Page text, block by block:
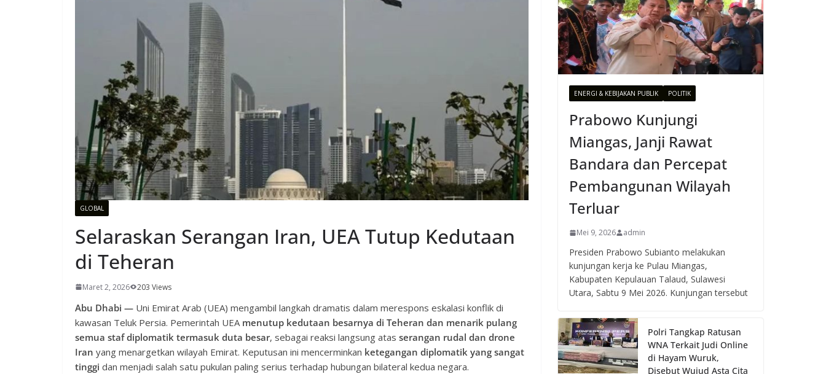
GLOBAL
Selaraskan Serangan Iran, UEA Tutup Kedutaan
di Teheran
Maret 2, 2026 203 Views
Abu Dhabi — Uni Emirat Arab (UEA) mengambil langkah dramatis dalam merespons eskalasi konflik di
kawasan Teluk Persia. Pemerintah UEA menutup kedutaan besarnya di Teheran dan menarik pulang
semua staf diplomatik termasuk duta besar, sebagai reaksi langsung atas serangan rudal dan drone
Iran yang menargetkan wilayah Emirat. Keputusan ini mencerminkan ketegangan diplomatik yang sangat
tinggi dan menjadi salah satu pukulan paling serius terhadap hubungan bilateral kedua negara.
ENERGI & KEBIJAKAN PUBLIK POLITIK
Prabowo Kunjungi
Miangas, Janji Rawat
Bandara dan Percepat
Pembangunan Wilayah
Terluar
Mei 9, 2026 admin
Presiden Prabowo Subianto melakukan
kunjungan kerja ke Pulau Miangas,
Kabupaten Kepulauan Talaud, Sulawesi
Utara, Sabtu 9 Mei 2026. Kunjungan tersebut
Polri Tangkap Ratusan
WNA Terkait Judi Online
di Hayam Wuruk,
Disebut Wujud Asta Cita